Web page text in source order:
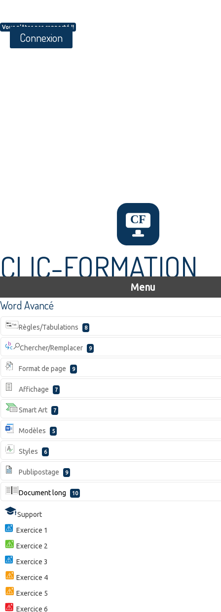
Vous n'êtes pas connecté !!
Connexion
CLIC-FORMATION
Menu
Word Avancé
Règles/Tabulations 8
Chercher/Remplacer 9
Format de page 9
Affichage 7
Smart Art 7
Modèles 5
Styles 6
Publipostage 9
Document long 10
Support
Exercice 1
Exercice 2
Exercice 3
Exercice 4
Exercice 5
Exercice 6